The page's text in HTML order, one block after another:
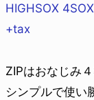
HIGHSOX
+tax
ZIPはおなじみ
シンプルで使い